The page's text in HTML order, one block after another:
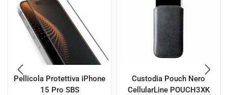
Pellicola Protettiva iPhone
15 Pro SBS
Custodia Pouch Nero
CellularLine POUCH3XK